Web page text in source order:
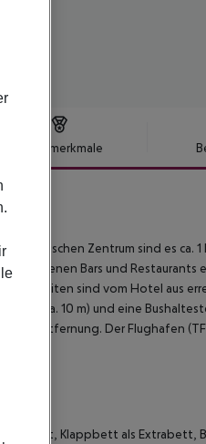
Hotelmerkmale
Zentrum sind es ca.
Bars und Restaurants
sind vom Hotel aus
(ca. 10 m) und eine
km Entfernung. Der Flughafen
Klappbett als Extrabett,